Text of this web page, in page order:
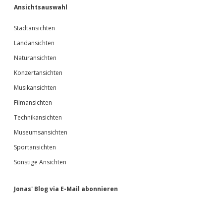
Ansichtsauswahl
Stadtansichten
Landansichten
Naturansichten
Konzertansichten
Musikansichten
Filmansichten
Technikansichten
Museumsansichten
Sportansichten
Sonstige Ansichten
Jonas' Blog via E-Mail abonnieren